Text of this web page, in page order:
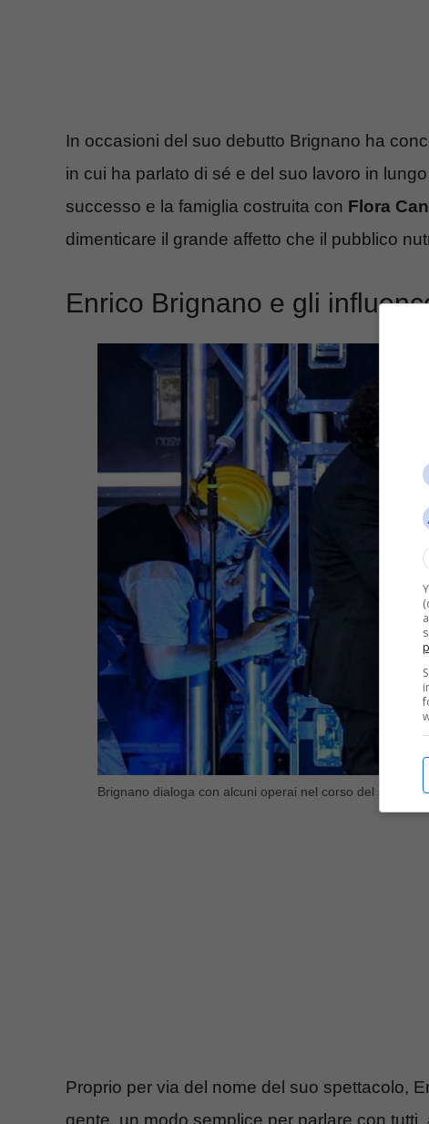
In occasioni del suo debutto Brignano ha
in cui ha parlato di sé e del suo lavoro in
successo e la famiglia costruita con Flora
dimenticare il grande affetto che il pubblico
Enrico Brignano e gli
Brignano dialoga con alcuni operai nel corso del suo
Proprio per via del nome del suo spettacolo,